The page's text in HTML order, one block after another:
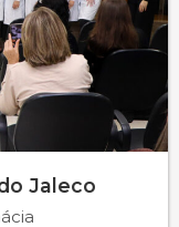
Jaleco